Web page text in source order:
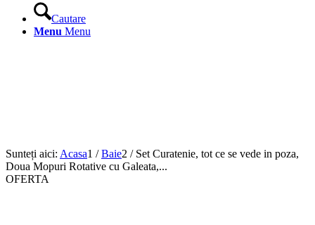
Cautare
Menu Menu
Sunteți aici: Acasa1 / Baie2 / Set Curatenie, tot ce se vede in poza,
Doua Mopuri Rotative cu Galeata,...
OFERTA